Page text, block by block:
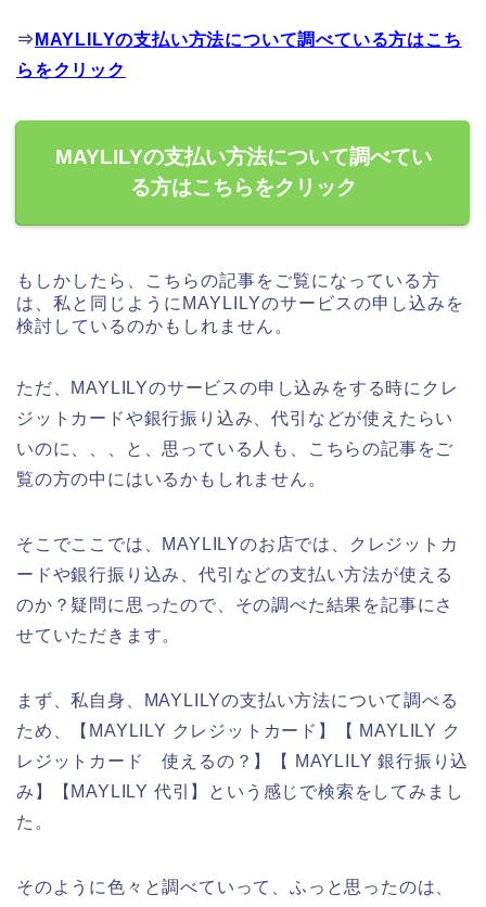
⇒ MAYLILYの支払い方法について調べている方はこち
らをクリック
MAYLILYの支払い方法について調べてい
る方はこちらをクリック
もしかしたら、こちらの記事をご覧になっている方
は、私と同じようにMAYLILYのサービスの申し込みを
検討しているのかもしれません。
ただ、MAYLILYのサービスの申し込みをする時にクレ
ジットカードや銀行振り込み、代引などが使えたらい
いのに、、、と、思っている人も、こちらの記事をご
覧の方の中にはいるかもしれません。
そこでここでは、MAYLILYのお店では、クレジットカ
ードや銀行振り込み、代引などの支払い方法が使える
のか？疑問に思ったので、その調べた結果を記事にさ
せていただきます。
まず、私自身、MAYLILYの支払い方法について調べる
ため、【MAYLILY クレジットカード】【 MAYLILY ク
レジットカード 使えるの？】【 MAYLILY 銀行振り込
み】【MAYLILY 代引】という感じで検索をしてみまし
た。
そのように色々と調べていって、ふっと思ったのは、